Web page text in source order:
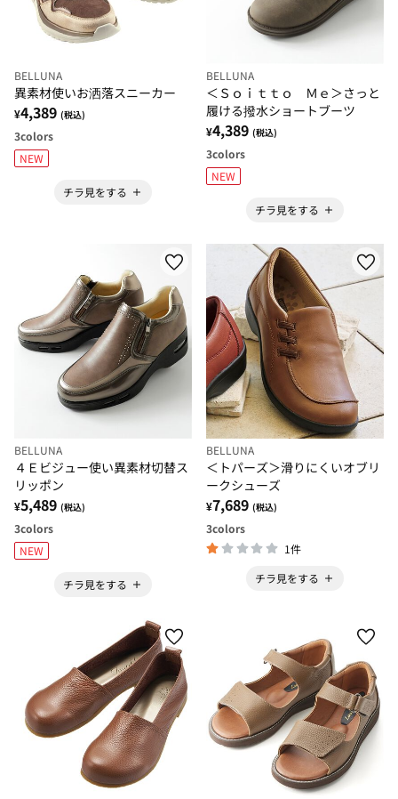
BELLUNA
異素材使いお洒落スニーカー
¥4,389 (税込)
3colors
NEW
チラ見をする
BELLUNA
＜Ｓｏｉｔｔｏ Ｍｅ＞さっと
履ける撥水ショートブーツ
¥4,389 (税込)
3colors
NEW
チラ見をする
BELLUNA
４Ｅビジュー使い異素材切替ス
リッポン
¥5,489 (税込)
3colors
NEW
チラ見をする
BELLUNA
＜トパーズ＞滑りにくいオブリ
ークシューズ
¥7,689 (税込)
3colors
1件
チラ見をする